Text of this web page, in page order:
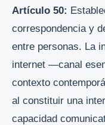
Artículo 50:
correspondencia y
entre personas. La
internet —canal
contexto
al constituir una
capacidad